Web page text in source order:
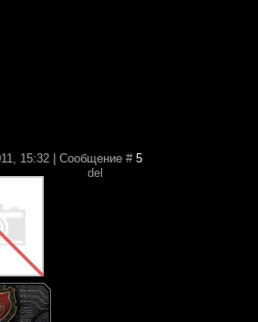
15:32 | Сообщение #5
del